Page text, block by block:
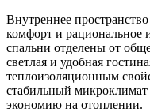
Внутреннее
комфорт и рациональное
спальни отделены от
светлая и удобная
теплоизоляционным
стабильный микроклимат
экономию на отоплении.